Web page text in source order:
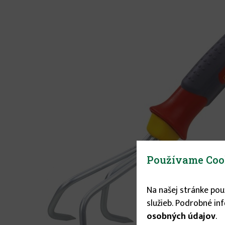
Používame
Na našej stránke
služieb. Podrobné
osobných údajov.